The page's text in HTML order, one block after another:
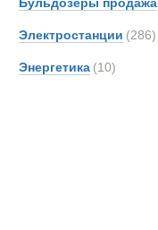
Электростанции (286)
Энергетика (10)